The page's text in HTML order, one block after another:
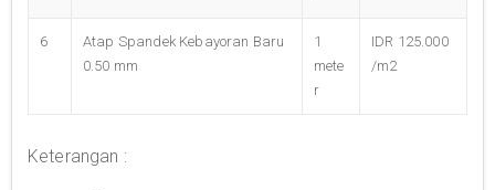
6
Atap Spandek Kebayoran Baru
0.50 mm
1
mete
r
IDR 125.000
/m2
Keterangan :